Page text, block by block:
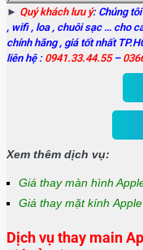
► Quý khách lưu ý: Chúng
, wifi , loa , chuôi sạc … cho
chính hãng , giá tốt nhất
liên hệ : 0941.33.44.55–
Xem thêm dịch vụ:
Giá thay màn hình
Giá thay mặt kính
Dịch vụ thay main